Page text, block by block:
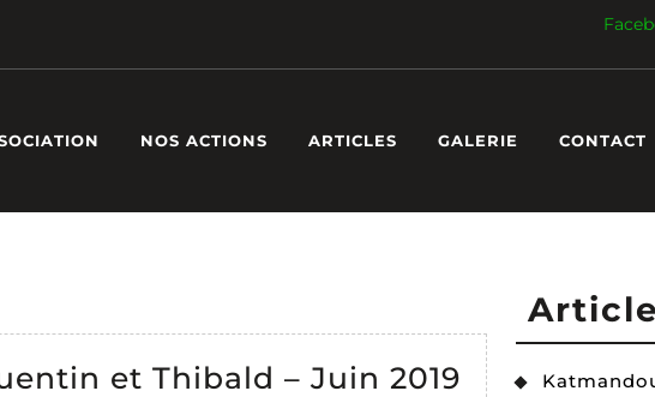
NOS ACTIONS ARTICLES GALERIE CONTACT
et Thibald – Juin 2019 TEMOIGNE